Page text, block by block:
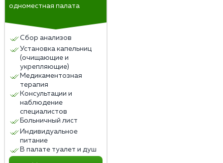
одноместная палата
Сбор анализов
Установка капельниц
(очищающие и
укрепляющие)
Медикаментозная
терапия
Консультации и
наблюдение
специалистов
Больничный лист
Индивидуальное
питание
В палате туалет и душ